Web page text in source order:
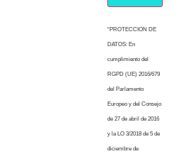
“PROTECCION DE
DATOS: En
cumplimiento del
RGPD (UE) 2016/679
del Parlamento
Europeo y del Consejo
de 27 de abril de 2016
y la LO 3/2018 de 5 de
diciembre de